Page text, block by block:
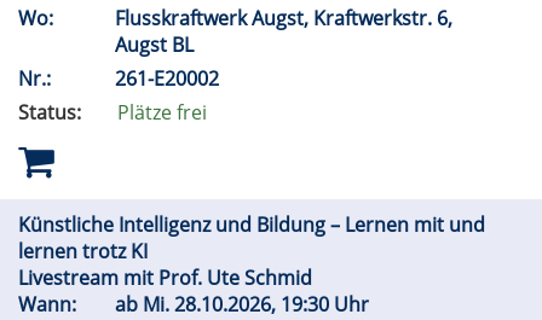
Wo:
Flusskraftwerk Augst, Kraftwerkstr. 6,
Augst BL
Nr.:
261-E20002
Status:
Plätze frei
Künstliche Intelligenz und Bildung – Lernen mit und
lernen trotz KI
Livestream mit Prof. Ute Schmid
Wann:
ab Mi.28.10.2026, 19:30 Uhr